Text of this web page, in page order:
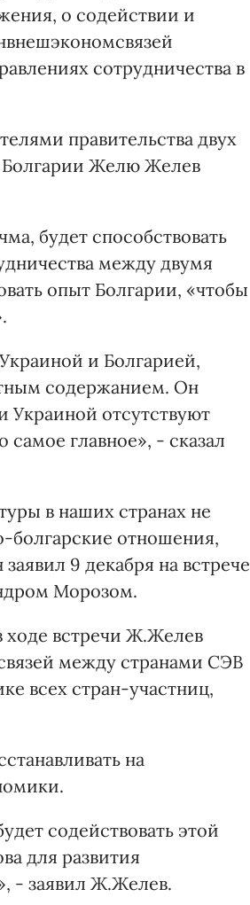
о содействии и
сотрудничества в
правительства двух
Болгарии Желю Желев
будет способствовать
между двумя
опыт Болгарии, «чтобы
и Болгарией,
содержанием. Он
Украиной отсутствуют
главное», - сказал
в наших странах не
болгарские отношения,
9 декабря на встрече
Морозом.
ходе встречи Ж.Желев
между странами СЭВ
всех стран-участниц,
на
содействовать этой
для развития
- заявил Ж.Желев.